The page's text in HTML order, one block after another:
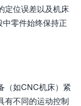
定位误差以及机床
零件始终保持正
（如CNC机床）紧
有不同的运动控制